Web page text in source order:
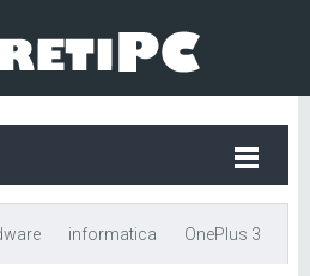
informatica OnePlus 3